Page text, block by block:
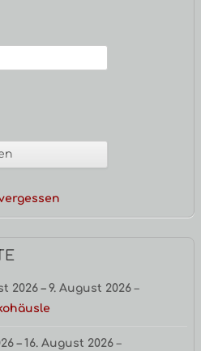
2026 – 9. August 2026 –
– 16. August 2026 –